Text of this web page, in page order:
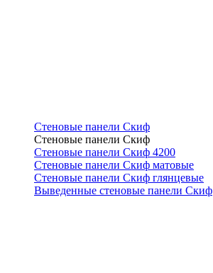
Стеновые панели Скиф
Стеновые панели Скиф
Стеновые панели Скиф 4200
Стеновые панели Скиф матовые
Стеновые панели Скиф глянцевые
Выведенные стеновые панели Скиф